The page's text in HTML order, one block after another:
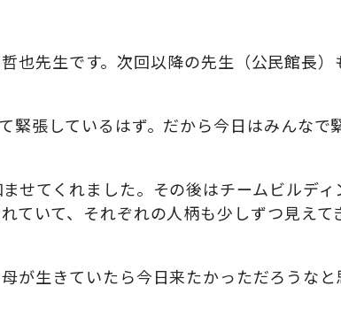
也先生です。次回以降の先生（公民館長
緊張しているはず。だから今日はみんなで
てくれました。その後はチームビルディ
いて、それぞれの人柄も少しずつ見えて
が生きていたら今日来たかっただろうな